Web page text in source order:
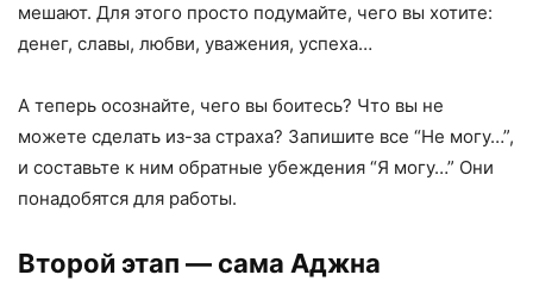
мешают. Для этого просто подумайте, чего вы хотите:
денег, славы, любви, уважения, успеха…
А теперь осознайте, чего вы боитесь? Что вы не
можете сделать из-за страха? Запишите все “Не могу…”,
и составьте к ним обратные убеждения “Я могу…” Они
понадобятся для работы.
Второй этап — сама Аджна